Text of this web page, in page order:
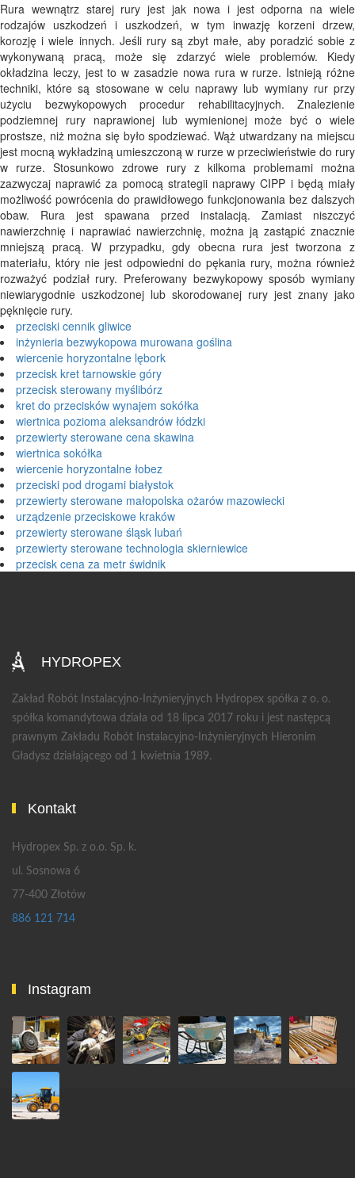
Rura wewnątrz starej rury jest jak nowa i jest odporna na wiele
rodzajów uszkodzeń i uszkodzeń, w tym inwazję korzeni drzew,
korozję i wiele innych. Jeśli rury są zbyt małe, aby poradzić sobie z
wykonywaną pracą, może się zdarzyć wiele problemów. Kiedy
okładzina leczy, jest to w zasadzie nowa rura w rurze. Istnieją różne
techniki, które są stosowane w celu naprawy lub wymiany rur przy
użyciu bezwykopowych procedur rehabilitacyjnych. Znalezienie
podziemnej rury naprawionej lub wymienionej może być o wiele
prostsze, niż można się było spodziewać. Wąż utwardzany na miejscu
jest mocną wykładziną umieszczoną w rurze w przeciwieństwie do rury
w rurze. Stosunkowo zdrowe rury z kilkoma problemami można
zazwyczaj naprawić za pomocą strategii naprawy CIPP i będą miały
możliwość powrócenia do prawidłowego funkcjonowania bez dalszych
obaw. Rura jest spawana przed instalacją. Zamiast niszczyć
nawierzchnię i naprawiać nawierzchnię, można ją zastąpić znacznie
mniejszą pracą. W przypadku, gdy obecna rura jest tworzona z
materiału, który nie jest odpowiedni do pękania rury, można również
rozważyć podział rury. Preferowany bezwykopowy sposób wymiany
niewiarygodnie uszkodzonej lub skorodowanej rury jest znany jako
pęknięcie rury.
przeciski cennik gliwice
inżynieria bezwykopowa murowana goślina
wiercenie horyzontalne lębork
przecisk kret tarnowskie góry
przecisk sterowany myślibórz
kret do przecisków wynajem sokółka
wiertnica pozioma aleksandrów łódzki
przewierty sterowane cena skawina
wiertnica sokółka
wiercenie horyzontalne łobez
przeciski pod drogami białystok
przewierty sterowane małopolska ożarów mazowiecki
urządzenie przeciskowe kraków
przewierty sterowane śląsk lubań
przewierty sterowane technologia skierniewice
przecisk cena za metr świdnik
HYDROPEX
Zakład Robót Instalacyjno-Inżynieryjnych Hydropex spółka z o. o.
spółka komandytowa działa od 18 lipca 2017 roku i jest następcą
prawnym Zakładu Robót Instalacyjno-Inżynieryjnych Hieronim
Gładysz działającego od 1 kwietnia 1989.
Kontakt
Hydropex Sp. z o.o. Sp. k.
ul. Sosnowa 6
77-400 Złotów
886 121 714
Instagram